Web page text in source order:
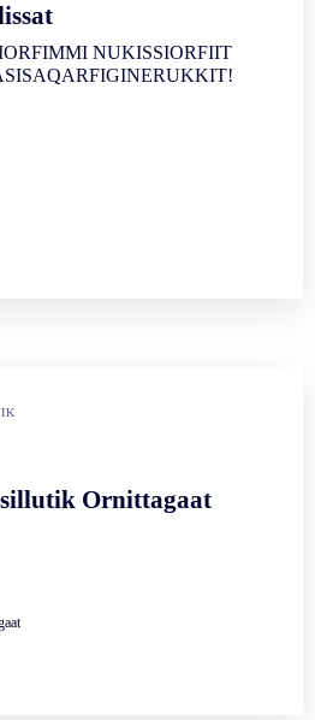
NUKISSIORFIIT
Ornittagaat